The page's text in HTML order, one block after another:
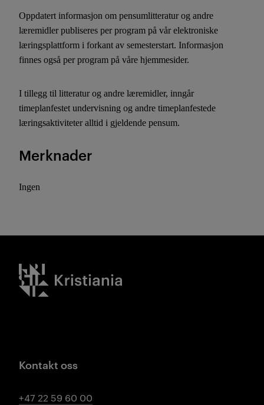
Oppdatert informasjon om pensumlitteratur og andre
læremidler publiseres per program på vår elektroniske
læringsplattform i forkant av semesterstart. Informasjon
finnes også per program på våre hjemmesider.
I tillegg til litteratur og andre læremidler, inngår
timeplanfestet undervisning og andre timeplanfestede
læringsaktiviteter alltid i gjeldende pensum.
Merknader
Ingen
Kristiania logo
Kontakt oss
+47 22 59 60 00